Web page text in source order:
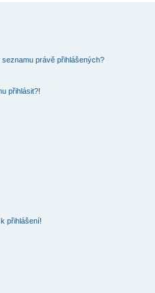
právě přihlášených?
přihlásit?!
přihlášení!